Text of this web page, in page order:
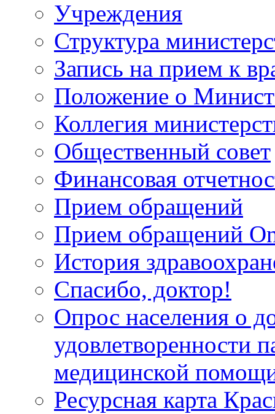
Учреждения
Структура
Запись на прием к
Положение о
Коллегия
Общественный совет
Финансовая
Прием обращений
Прием обращений
История
Спасибо, доктор!
Опрос населения о
удовлетворенности
медицинской
Ресурсная карта